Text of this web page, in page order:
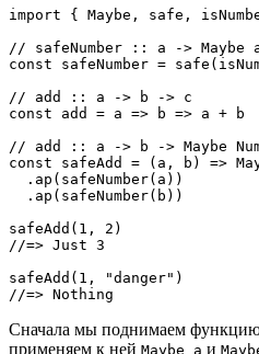
import { Maybe, safe,
// safeNumber :: a -> Maybe
const safeNumber =
// add :: a -> b -> c
const add = a => b => a + b
// add :: a -> b -> Maybe
const safeAdd = (a, b) =>
safeAdd(1, 2)
//=> Just 3
safeAdd(1, "danger")
//=> Nothing
Сначала мы поднимаем
применяем к ней Maybe a и